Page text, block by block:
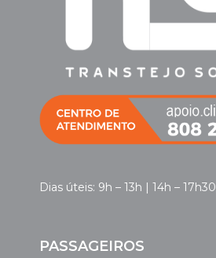
Dias úteis: 9h – 13h | 14h – 17h30
PASSAGEIROS